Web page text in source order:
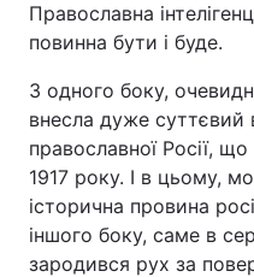
Православна
повинна бути і буде.
З одного боку,
внесла дуже суттєвий
православної Росії,
1917 року. І в цьому,
історична провина
іншого боку, саме в
зародився рух за